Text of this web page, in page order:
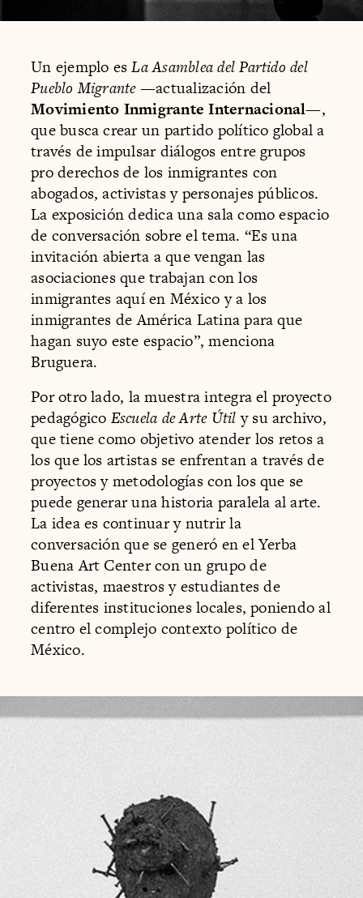
Un ejemplo esLa Asamblea del Partido del
Pueblo Migrante—actualización del
Movimiento Inmigrante Internacional—,
que busca crear un partido político global a
través de impulsar diálogos entre grupos
pro derechos de los inmigrantes con
abogados, activistas y personajes públicos.
La exposición dedica una sala como espacio
de conversación sobre el tema. “Es una
invitación abierta a que vengan las
asociaciones que trabajan con los
inmigrantes aquí en México y a los
inmigrantes de América Latina para que
hagan suyo este espacio”, menciona
Bruguera.
Por otro lado, la muestra integra el proyecto
pedagógico Escuela de Arte Útily su archivo,
que tiene como objetivo atender los retos a
los que los artistas se enfrentan a través de
proyectos y metodologías con los que se
puede generar una historia paralela al arte.
La idea es continuar y nutrir la
conversación que se generó en el Yerba
Buena Art Center con un grupo de
activistas, maestros y estudiantes de
diferentes instituciones locales, poniendo al
centro el complejo contexto político de
México.